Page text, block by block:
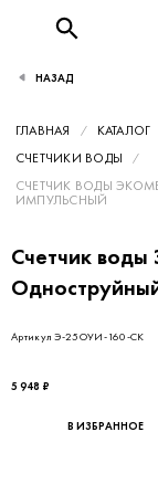
ГЛАВНАЯ КАТАЛОГ
СЧЕТЧИКИ ВОДЫ
СЧЕТЧИК ВОДЫ
ИМПУЛЬСНЫЙ
Счетчик
Артикул Э-25ОУИ-160-СК
5 948 ₽
В ИЗБРАННОЕ
НАЗАД